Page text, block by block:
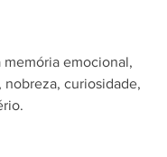
emocional,
nobreza, curiosidade,